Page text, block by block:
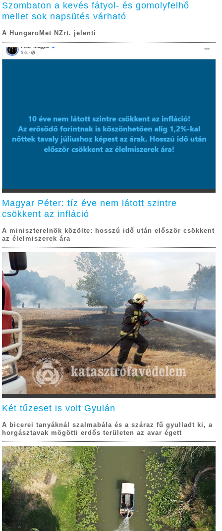
Szombaton a kevés fátyol- és gomolyfelhő
mellet sok napsütés várható
A HungaroMet NZrt. jelenti
Magyar Péter: tíz éve nem látott szintre
csökkent az infláció
A miniszterelnök közölte: hosszú idő után először csökkent
az élelmiszerek ára
Két tűzeset is volt Gyulán
A bicerei tanyáknál szalmabála és a száraz fű gyulladt ki, a
horgásztavak mögötti erdős területen az avar égett